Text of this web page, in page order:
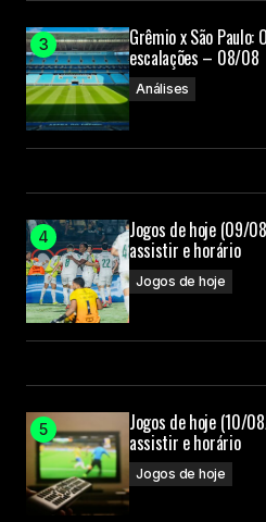
Grêmio x São
escalações – 08/08
Análises
Jogos de hoje (09/
assistir e horário
Jogos de hoje
Jogos de hoje (10/
assistir e horário
Jogos de hoje